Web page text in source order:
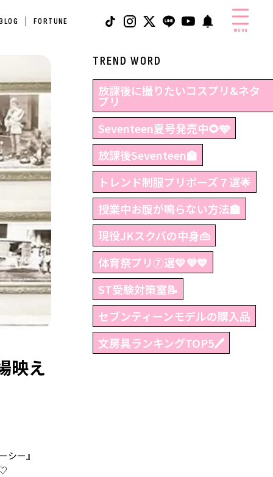
FORTUNE
menu
映え
ー』
TREND WORD
放課後に撮りたいコスプリ&ネタ
プリ
Seventeen夏号発売中🌻🩵
放課後Seventeen🏫
トレンド制服プリポーズ７選🌟
授業中お腹が鳴らない方法🏫
現役JKスクバの中身👜
体育祭プリ⑦選💛💜💙
ST受験対策室📝
セブンティーンモデルの購入品
文房具ランキングTOP5🖊